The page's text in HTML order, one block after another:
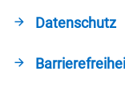
Datenschutz